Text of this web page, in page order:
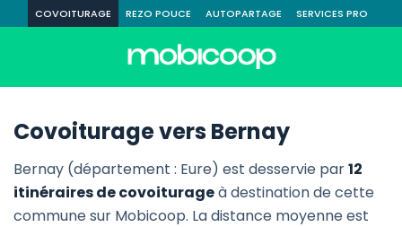
COVOITURAGE REZO POUCE AUTOPARTAGE SERVICES PRO
Covoiturage vers Bernay
Bernay (département : Eure) est desservie par12
itinéraires de covoiturageà destination de cette
commune sur Mobicoop. La distance moyenne est